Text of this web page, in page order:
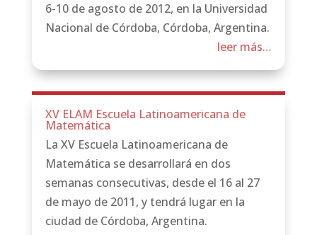
6-10 de agosto de 2012, en la Universidad
Nacional de Córdoba, Córdoba, Argentina.
leer más…
XV ELAM Escuela Latinoamericana de
Matemática
La XV Escuela Latinoamericana de
Matemática se desarrollará en dos
semanas consecutivas, desde el 16 al 27
de mayo de 2011, y tendrá lugar en la
ciudad de Córdoba, Argentina.